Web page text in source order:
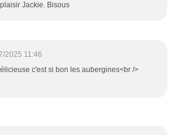
Jackie. Bisous
2025 11:46
c'est si bon les aubergines<br />